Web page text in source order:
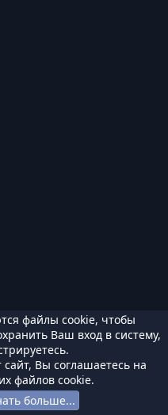
файлы cookie, чтобы
Ваш вход в систему,
Вы соглашаетесь на
файлов cookie.
больше...